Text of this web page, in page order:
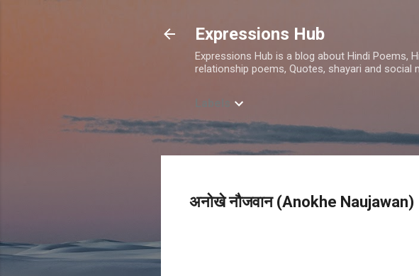
Expressions Hub
Expressions Hub is a blog about Hindi Poems,
relationship poems, Quotes, shayari and social
अनोखे नौजवान (Anokhe Naujawan)